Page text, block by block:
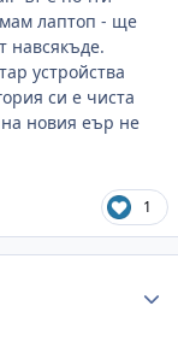
лаптоп - ще
навсякъде.
устройства
си е чиста
новия еър не
1